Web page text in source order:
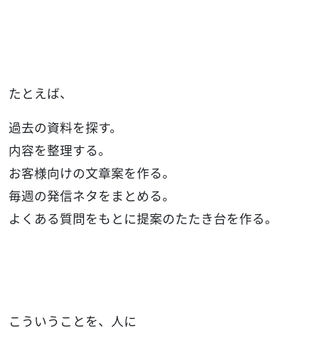
たとえば、
過去の資料を探す。
内容を整理する。
お客様向けの文章案を作る。
毎週の発信ネタをまとめる。
よくある質問をもとに提案のたたき台を作る。
こういうことを、人に